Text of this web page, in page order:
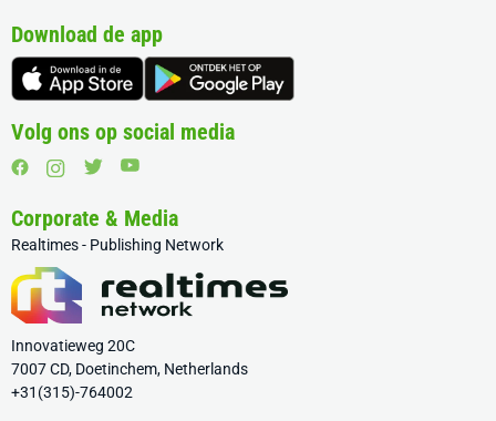
Download de app
Volg ons op social media
Corporate & Media
Realtimes - Publishing Network
Innovatieweg 20C
7007 CD, Doetinchem, Netherlands
+31(315)-764002